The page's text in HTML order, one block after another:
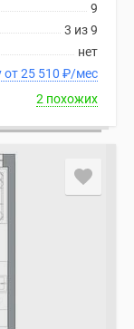
9
3 из 9
нет
В ипотеку от 25 510 ₽/мес
2 похожих